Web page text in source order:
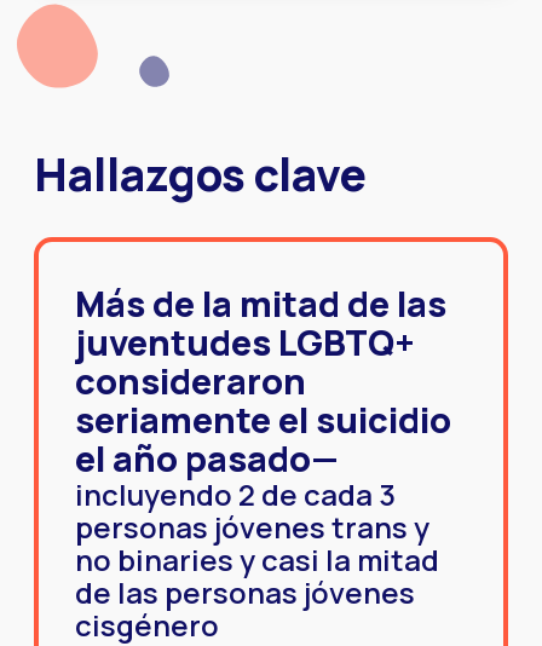
Hallazgos clave
Más de la mitad de las
juventudes LGBTQ+
consideraron
seriamente el suicidio
el año pasado—
incluyendo 2 de cada 3
personas jóvenes trans y
no binaries y casi la mitad
de las personas jóvenes
cisgénero